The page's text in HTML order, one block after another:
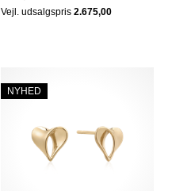
Vejl. udsalgspris2.675,00
NYHED